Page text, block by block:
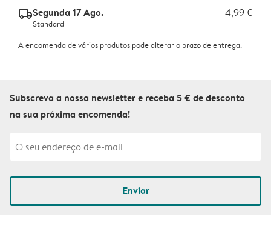
delivery_standard_v2Segunda 17 Ago. 4,99 €
Standard
A encomenda de vários produtos pode alterar o prazo de entrega.
Subscreva a nossa newsletter e receba 5 € de desconto
na sua próxima encomenda!
Enviar